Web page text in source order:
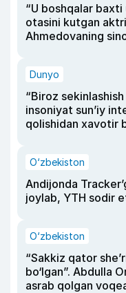
“U boshqalar baxti
otasini kutgan
Ahmedovaning
Dunyo
“Biroz
insoniyat sun’iy
qolishidan xavotir
O‘zbekiston
Andijonda
joylab, YTH sodir
O‘zbekiston
“Sakkiz qator
bo‘lgan”. Abdulla
asrab qolgan